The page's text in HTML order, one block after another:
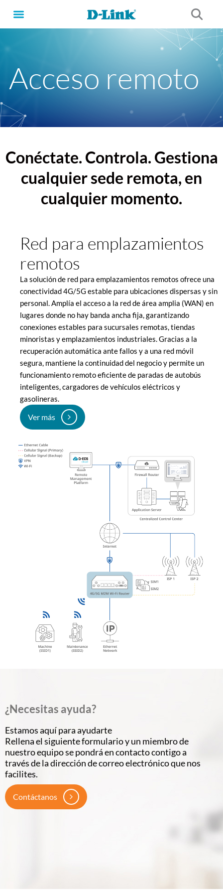
Acceso remoto
Conéctate. Controla. Gestiona
cualquier sede remota, en
cualquier momento.
Red para emplazamientos
remotos
La solución de red para emplazamientos remotos ofrece una
conectividad 4G/5G estable para ubicaciones dispersas y sin
personal. Amplía el acceso a la red de área amplia (WAN) en
lugares donde no hay banda ancha fija, garantizando
conexiones estables para sucursales remotas, tiendas
minoristas y emplazamientos industriales. Gracias a la
recuperación automática ante fallos y a una red móvil
segura, mantiene la continuidad del negocio y permite un
funcionamiento remoto eficiente de paradas de autobús
inteligentes, cargadores de vehículos eléctricos y
gasolineras.
Ver más
¿Necesitas ayuda?
Estamos aquí para ayudarte
Rellena el siguiente formulario y un miembro de
nuestro equipo se pondrá en contacto contigo a
través de la dirección de correo electrónico que nos
facilites.
Contáctanos